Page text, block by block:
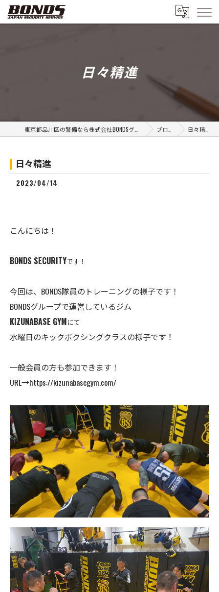
日々精進
ブログ 日々精進
日々精進
2023/04/14
こんにちは！
BONDS SECURITYです！
今回は、BONDS隊員のトレーニングの様子です！
BONDSグループで運営しているジム
KIZUNABASE GYMにて
水曜日のキックボクシングクラスの様子です！
一般会員の方も参加できます！
URL→https://kizunabasegym.com/